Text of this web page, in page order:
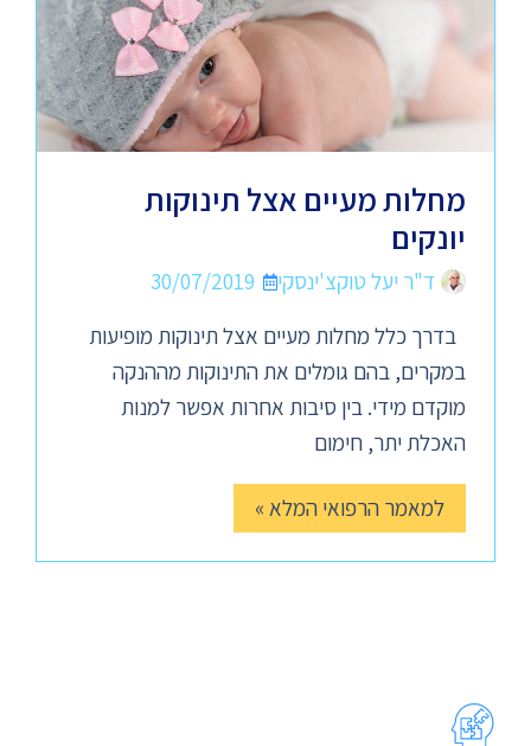
מחלות מעיים אצל תינוקות
יונקים
ד"ר יעל טוקצ'ינסקי
30/07/2019
בדרך כלל מחלות מעיים אצל תינוקות מופיעות
במקרים, בהם גומלים את התינוקות מההנקה
מוקדם מידי. בין סיבות אחרות אפשר למנות
האכלת יתר, חימום
למאמר הרפואי המלא »